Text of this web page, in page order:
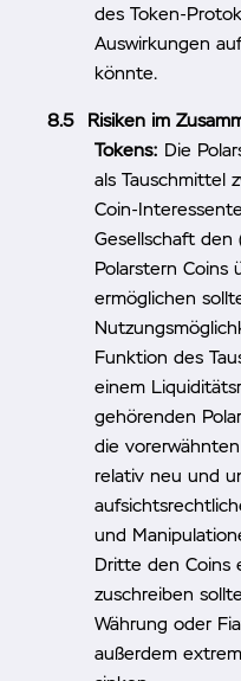
des Token-
Auswirkungen
könnte.
Risiken im
Tokens: Die
als Tauschmittel
Coin-
Gesellschaft den
Polarstern Coins
ermöglichen
Funktion des
einem
gehörenden
die
relativ neu und
und
Dritte den Coins
zuschreiben
Währung oder
außerdem